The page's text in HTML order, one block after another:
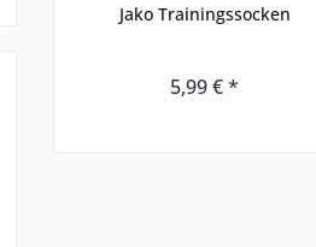
Jako Trainingssocken
5,99 € *